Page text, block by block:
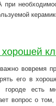
вовремя
его в
есть
вопрос о